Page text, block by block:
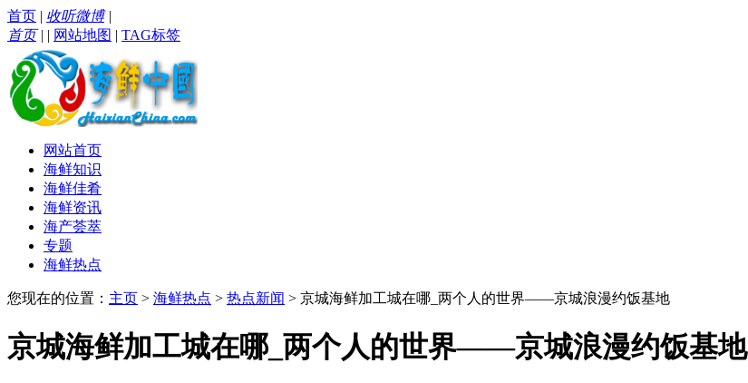
首页 | 收听微博|
首页| | 网站地图 | TAG标签
网站首页
海鲜知识
海鲜佳肴
海鲜资讯
海产荟萃
专题
海鲜热点
您现在的位置： 主页 > 海鲜热点 > 热点新闻 > 京城海鲜加工城在哪_两个人的世界——京城浪漫约饭基地
京城海鲜加工城在哪_两个人的世界——京城浪漫约饭基地